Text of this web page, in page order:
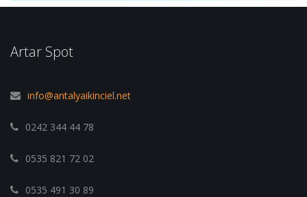
Artar Spot
info@antalyaikinciel.net
0242 344 44 78
0535 821 72 02
0535 491 30 89